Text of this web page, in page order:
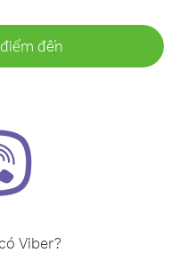
đến
Viber?